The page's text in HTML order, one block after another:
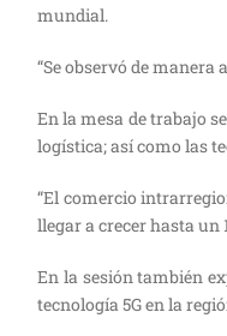
mundial.
“Se observó de
En la mesa de trabajo
logística; así como las
“El comercio
llegar a crecer hasta un
En la sesión también
tecnología 5G en la